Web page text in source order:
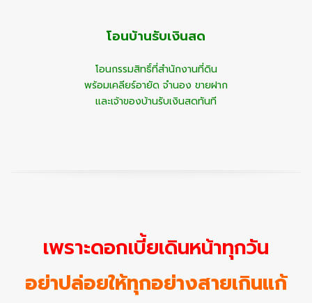
โอนบ้านรับเงินสด
โอนกรรมสิทธิ์ที่สำนักงานที่ดิน
พร้อมเคลียร์อายัด จำนอง ขายฝาก
และเจ้าของบ้านรับเงินสดทันที
เพราะดอกเบี้ยเดินหน้าทุกวัน
อย่าปล่อยให้ทุกอย่างสายเกินแก้